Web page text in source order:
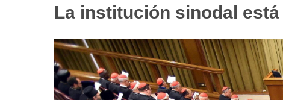
a
navegación
La institución sinodal